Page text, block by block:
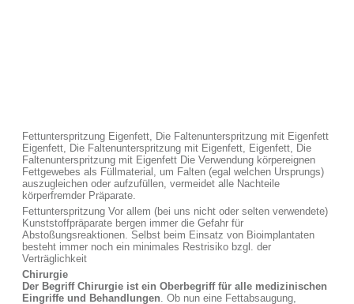
Fettunterspritzung Eigenfett, Die Faltenunterspritzung mit Eigenfett
Eigenfett, Die Faltenunterspritzung mit Eigenfett, Eigenfett, Die
Faltenunterspritzung mit Eigenfett Die Verwendung körpereignen
Fettgewebes als Füllmaterial, um Falten (egal welchen Ursprungs)
auszugleichen oder aufzufüllen, vermeidet alle Nachteile
körperfremder Präparate.
Fettunterspritzung Vor allem (bei uns nicht oder selten verwendete)
Kunststoffpräparate bergen immer die Gefahr für
Abstoßungsreaktionen. Selbst beim Einsatz von Bioimplantaten
besteht immer noch ein minimales Restrisiko bzgl. der
Verträglichkeit
Chirurgie
Der Begriff Chirurgie ist ein Oberbegriff für alle medizinischen
Eingriffe und Behandlungen. Ob nun eine Fettabsaugung,